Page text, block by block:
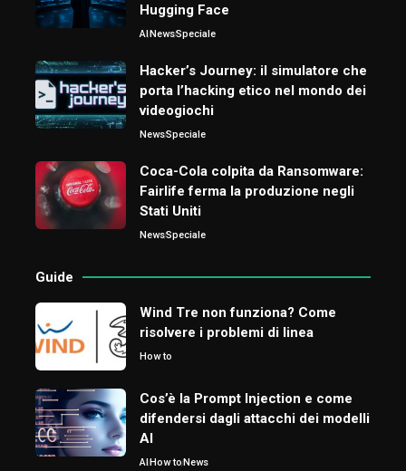
Hugging Face
AINewsSpeciale
Hacker’s Journey: il simulatore che
porta l’hacking etico nel mondo dei
videogiochi
NewsSpeciale
Coca-Cola colpita da Ransomware:
Fairlife ferma la produzione negli
Stati Uniti
NewsSpeciale
Guide
Wind Tre non funziona? Come
risolvere i problemi di linea
How to
Cos’è la Prompt Injection e come
difendersi dagli attacchi dei modelli
AI
AIHow toNews